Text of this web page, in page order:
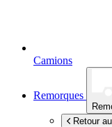
Camions
Remorques
Retour